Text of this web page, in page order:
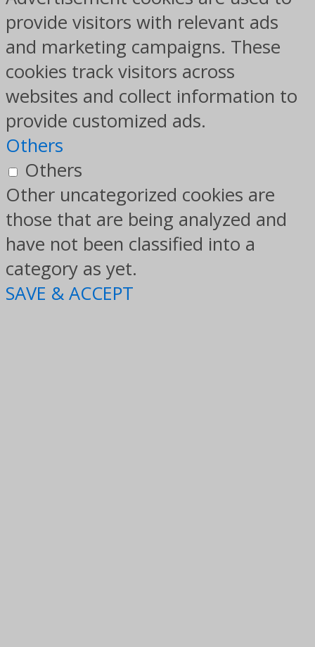
provide visitors with relevant ads
and marketing campaigns. These
cookies track visitors across
websites and collect information to
provide customized ads.
Others
Others
Other uncategorized cookies are
those that are being analyzed and
have not been classified into a
category as yet.
SAVE & ACCEPT